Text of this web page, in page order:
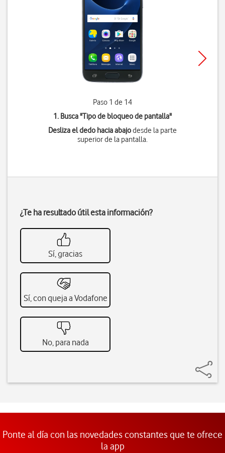
Paso 1 de 14
1. Busca "Tipo de bloqueo de pantalla"
Desliza el dedo hacia abajodesde la parte
superior de la pantalla.
¿Te ha resultado útil esta información?
Sí, gracias
Sí, con queja a Vodafone
No, para nada
Ponte al día con las novedades constantes que te ofrece
la app